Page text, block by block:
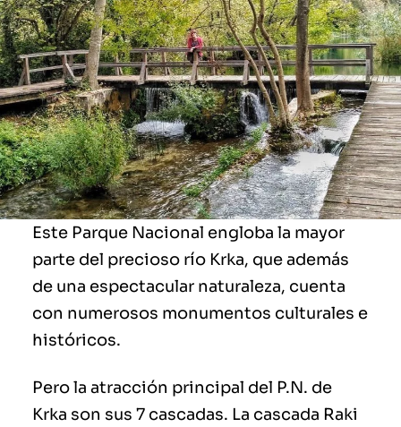
Este Parque Nacional engloba la mayor
parte del precioso río Krka, que además
de una espectacular naturaleza, cuenta
con numerosos monumentos culturales e
históricos.
Pero la atracción principal del P.N. de
Krka son sus 7 cascadas. La cascada Raki